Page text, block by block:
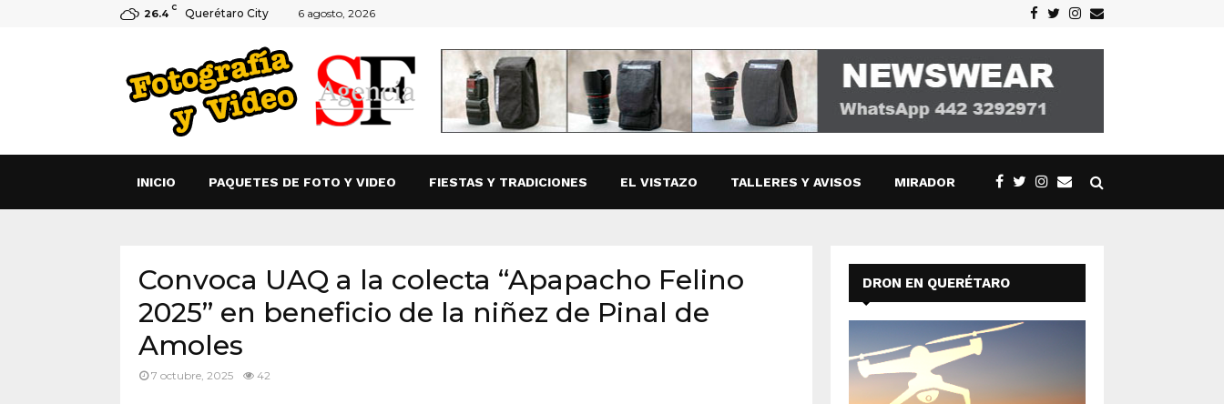
26.4 C Querétaro City 6 agosto, 2026 Facebook
TwitterInstagram
Email
INICIO PAQUETES DE FOTO Y VIDEO FIESTAS Y TRADICIONES EL VISTAZO TALLERES Y AVISOS MIRADOR
Convoca UAQ a la colecta “Apapacho Felino
2025” en beneficio de la niñez de Pinal de
Amoles
7 octubre, 2025 42
DRON EN QUERÉTARO